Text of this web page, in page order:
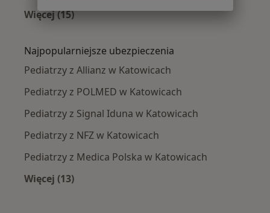
Więcej (15)
Najpopularniejsze ubezpieczenia
Pediatrzy z Allianz w Katowicach
Pediatrzy z POLMED w Katowicach
Pediatrzy z Signal Iduna w Katowicach
Pediatrzy z NFZ w Katowicach
Pediatrzy z Medica Polska w Katowicach
Więcej (13)